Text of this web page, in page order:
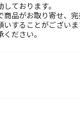
ております。
商品がお取り寄せ、
することがございま
ださい。